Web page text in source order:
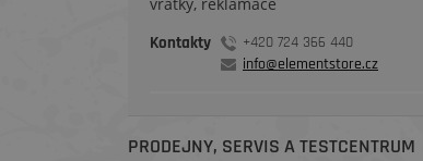
Kontakty
+420 724 366 440
info@elementstore.cz
PRODEJNY, SERVIS A TESTCENTRUM